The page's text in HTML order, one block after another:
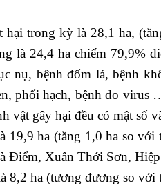
trong kỳ là 28,1 ha,
là 24,4 ha chiếm 79,9%
nụ, bệnh đốm lá, bệnh
phối hạch, bệnh do virus
vật gây hại đều có mật số
19,9 ha (tăng 1,0 ha so
Điểm, Xuân Thới Sơn,
8,2 ha (tương đương so